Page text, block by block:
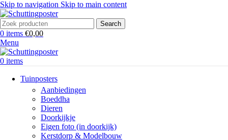
Skip to navigation Skip to main content
Search
0 items €0,00
Menu
0 items
Tuinposters
Aanbiedingen
Boeddha
Dieren
Doorkijkje
Eigen foto (in doorkijk)
Kerstdorp & Modelbouw